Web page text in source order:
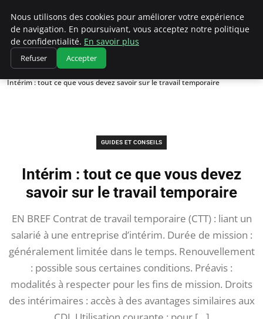
Chasseur De Tête
Accueil
Guides et Conseils
Intérim : tout ce que vous devez savoir sur le travail temporaire
GUIDES ET CONSEILS
Intérim : tout ce que vous devez
savoir sur le travail temporaire
EN BREF Contrat de travail temporaire (CTT) : liant un
salarié à une entreprise d’intérim. Durée de mission :
généralement limitée dans le temps. Renouvellement
: possible sous certaines conditions. Préavis :
modalités à respecter pour les fins de mission. Droits
des intérimaires : accès à des avantages similaires aux
Nous utilisons des cookies pour améliorer votre expérience
de navigation. En poursuivant, vous acceptez notre politique
de confidentialité. En savoir plus
Refuser Accepter